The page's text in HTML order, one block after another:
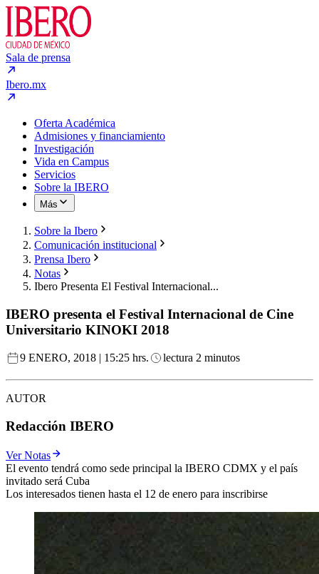
Sala de prensa
Ibero.mx
Oferta Académica
Admisiones y financiamiento
Investigación
Vida en Campus
Servicios
Sobre la IBERO
Más
Sobre la Ibero
Comunicación institucional
Prensa Ibero
Notas
Ibero Presenta El Festival Internacional...
IBERO presenta el Festival Internacional de Cine
Universitario KINOKI 2018
9 ENERO, 2018 | 15:25 hrs. lectura 2 minutos
AUTOR
Redacción IBERO
Ver Notas
El evento tendrá como sede principal la IBERO CDMX y el país
invitado será Cuba
Los interesados tienen hasta el 12 de enero para inscribirse